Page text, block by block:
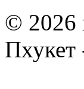
© 2026
Пхукет